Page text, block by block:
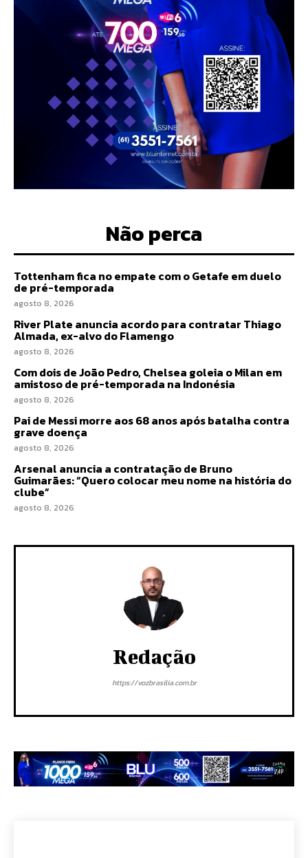
Não perca
Tottenham fica no empate com o Getafe em duelo
de pré-temporada
agosto 8, 2026
River Plate anuncia acordo para contratar Thiago
Almada, ex-alvo do Flamengo
agosto 8, 2026
Com dois de João Pedro, Chelsea goleia o Milan em
amistoso de pré-temporada na Indonésia
agosto 8, 2026
Pai de Messi morre aos 68 anos após batalha contra
grave doença
agosto 8, 2026
Arsenal anuncia a contratação de Bruno
Guimarães: “Quero colocar meu nome na história do
clube”
agosto 8, 2026
Redação
https://vozbrasilia.com.br